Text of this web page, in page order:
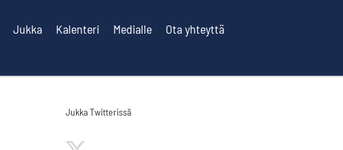
Jukka Kalenteri Medialle Ota yhteyttä
Jukka Twitterissä